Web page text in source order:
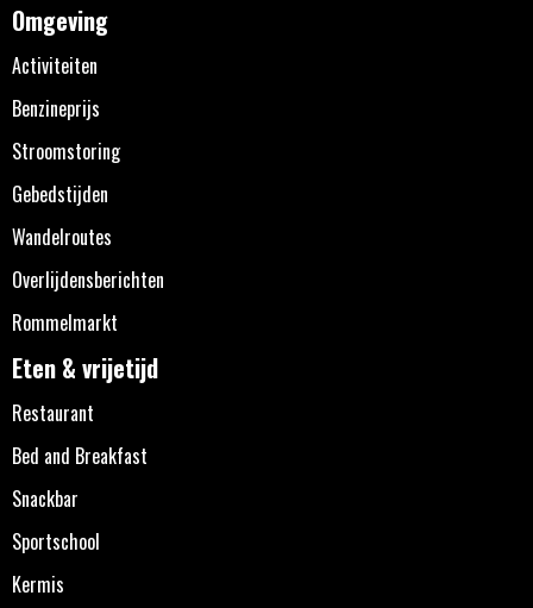
Omgeving
Activiteiten
Benzineprijs
Stroomstoring
Gebedstijden
Wandelroutes
Overlijdensberichten
Rommelmarkt
Eten & vrijetijd
Restaurant
Bed and Breakfast
Snackbar
Sportschool
Kermis